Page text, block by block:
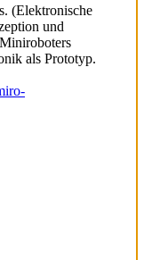
(Elektronische
und
als Prototyp.